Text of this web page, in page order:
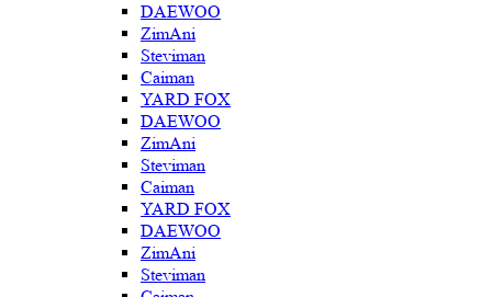
DAEWOO
ZimAni
Steviman
Caiman
YARD FOX
DAEWOO
ZimAni
Steviman
Caiman
YARD FOX
DAEWOO
ZimAni
Steviman